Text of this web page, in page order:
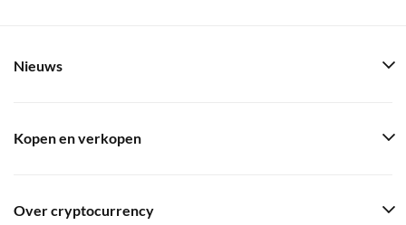
Nieuws
Kopen en verkopen
Over cryptocurrency